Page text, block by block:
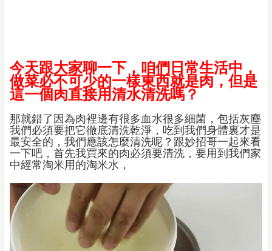
今天跟大家聊一下，咱們日常生活中，
做菜必不可少的一樣東西就是肉，但是
這一個肉直接用清水清洗嗎？
那就錯了因為肉裡邊有很多血水很多細菌，包括灰塵
我們必須要把它徹底清洗乾淨，吃到我們身體裏才是
最安全的，我們應該怎麼清洗呢？跟妙招哥一起來看
一下吧，首先我買來的肉必須要清洗，要用到我們家
中經常淘米用的淘米水，